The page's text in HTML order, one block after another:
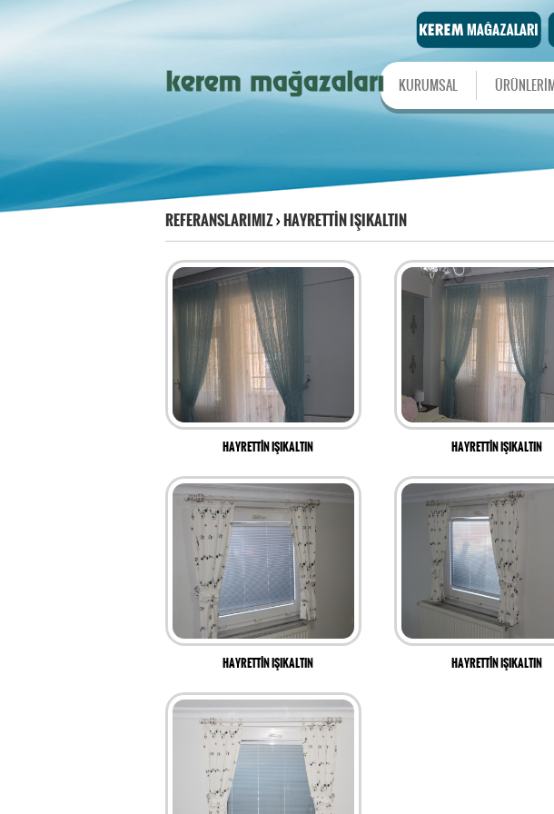
KURUMSAL
REFERANSLARIMIZ›HAYRETTİN IŞIKALTIN
HAYRETTİN IŞIKALTIN HAYRETTİN IŞIKALTIN
HAYRETTİN IŞIKALTIN HAYRETTİN IŞIKALTIN